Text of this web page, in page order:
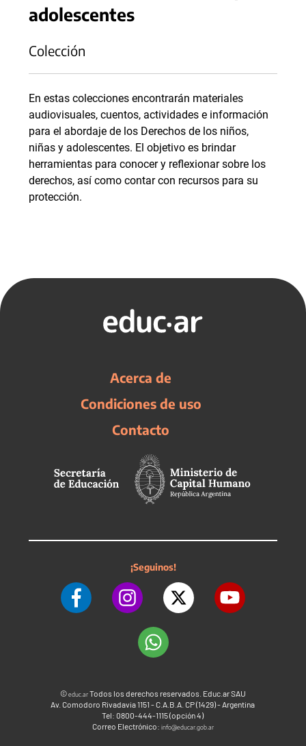
adolescentes
Colección
En estas colecciones encontrarán materiales
audiovisuales, cuentos, actividades e información
para el abordaje de los Derechos de los niños,
niñas y adolescentes. El objetivo es brindar
herramientas para conocer y reflexionar sobre los
derechos, así como contar con recursos para su
protección.
Acerca de
Condiciones de uso
Contacto
¡Seguinos!
©educ.arTodos los derechos reservados. Educ.ar SAU
Av. Comodoro Rivadavia 1151 - C.A.B.A. CP (1429) - Argentina
Tel: 0800-444-1115 (opción 4)
Correo Electrónico: info@educar.gob.ar